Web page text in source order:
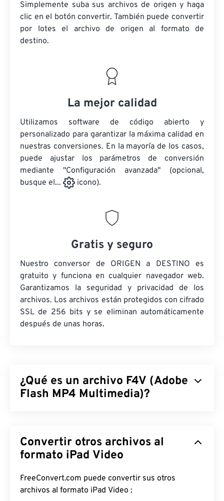
Simplemente suba sus archivos de origen y haga
clic en el botón convertir. También puede convertir
por lotes el archivo de origen al formato de
destino.
La mejor calidad
Utilizamos software de código abierto y
personalizado para garantizar la máxima calidad en
nuestras conversiones. En la mayoría de los casos,
puede ajustar los parámetros de conversión
mediante "Configuración avanzada" (opcional,
busque el...
icono).
Gratis y seguro
Nuestro conversor de ORIGEN a DESTINO es
gratuito y funciona en cualquier navegador web.
Garantizamos la seguridad y privacidad de los
archivos. Los archivos están protegidos con cifrado
SSL de 256 bits y se eliminan automáticamente
después de unas horas.
¿Qué es un archivo F4V (Adobe
Flash MP4 Multimedia)?
nivel mundial, la mayoría de los usuarios de vídeos
en línea utilizan tecnología diseñada para
F4V se le suele llamar "Flash Video". Un
contenedor F4V comprime archivos multimedia
Convertir otros archivos al
formato iPad Video
FreeConvert.com puede convertir sus otros
archivos al formato iPad Video :